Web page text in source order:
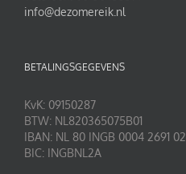
info@dezomereik.nl
BETALINGSGEGEVENS
KvK: 09150287
BTW: NL820365075B01
IBAN: NL 80 INGB 0004 2691 02
BIC: INGBNL2A